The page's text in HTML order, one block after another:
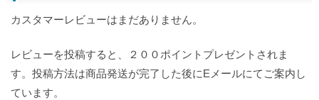
カスタマーレビューはまだありません。
レビューを投稿すると、２００ポイントプレゼントされま
す。投稿方法は商品発送が完了した後にEメールにてご案内し
ています。